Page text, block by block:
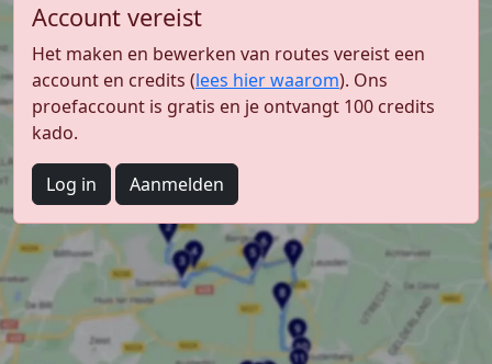
Account vereist
Het maken en bewerken van routes vereist een
account en credits (lees hier waarom). Ons
proefaccount is gratis en je ontvangt 100 credits
kado.
Log in Aanmelden